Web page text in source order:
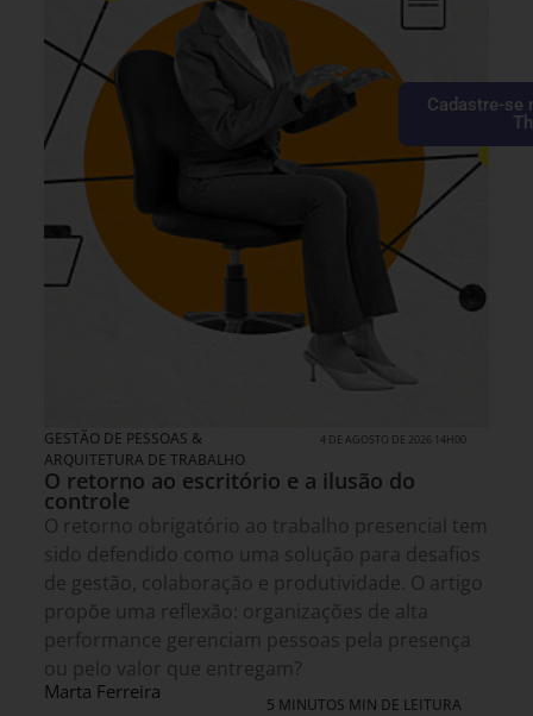
GESTÃO DE PESSOAS &
ARQUITETURA DE TRABALHO
4 DE AGOSTO DE 2026 14H00
O retorno ao escritório e a ilusão do
controle
O retorno obrigatório ao trabalho presencial tem
sido defendido como uma solução para desafios
de gestão, colaboração e produtividade. O artigo
propõe uma reflexão: organizações de alta
performance gerenciam pessoas pela presença
ou pelo valor que entregam?
Marta Ferreira
5 MINUTOS MIN DE LEITURA
Cadastre-se